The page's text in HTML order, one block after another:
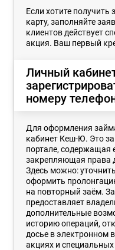
Если хотите
карту, заполняйте
клиентов действует
акция. Ваш первый
Личный
номеру
Для оформления
кабинет Кеш-Ю. Это
портале, содержащая
закрепляющая права
Здесь можно:
оформить
на повторный заём.
предоставляет
дополнительные
историю операций,
досье в электронном
акциях и